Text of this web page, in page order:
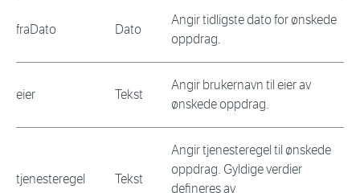
fraDato Dato
Angir tidligste dato for ønskede
oppdrag.
eier Tekst
Angir brukernavn til eier av
ønskede oppdrag.
tjenesteregel Tekst
Angir tjenesteregel til ønskede
oppdrag. Gyldige verdier
defineres av